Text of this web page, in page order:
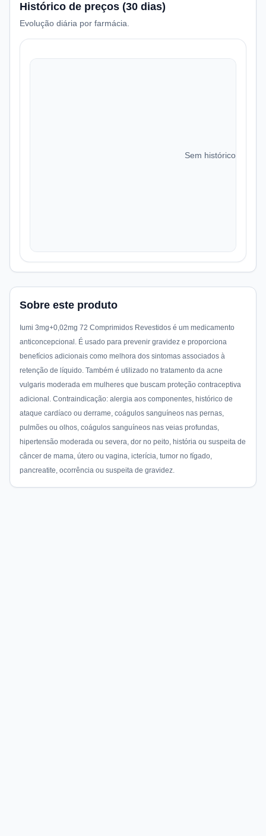
Histórico de preços (30 dias)
Evolução diária por farmácia.
Sem histórico de
Sobre este produto
Iumi 3mg+0,02mg 72 Comprimidos Revestidos é um medicamento
anticoncepcional. É usado para prevenir gravidez e proporciona
benefícios adicionais como melhora dos sintomas associados à
retenção de líquido. Também é utilizado no tratamento da acne
vulgaris moderada em mulheres que buscam proteção contraceptiva
adicional. Contraindicação: alergia aos componentes, histórico de
ataque cardíaco ou derrame, coágulos sanguíneos nas pernas,
pulmões ou olhos, coágulos sanguíneos nas veias profundas,
hipertensão moderada ou severa, dor no peito, história ou suspeita de
câncer de mama, útero ou vagina, icterícia, tumor no fígado,
pancreatite, ocorrência ou suspeita de gravidez.